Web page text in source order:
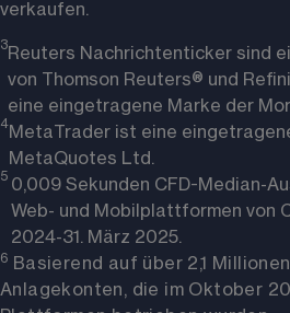
verkaufen.
3Reuters Nachrichtenticker sind
von Thomson Reuters® und
eine eingetragene Marke der
4MetaTrader ist eine
MetaQuotes Ltd.
5 0,009 Sekunden CFD-Median-
Web- und Mobilplattformen von
2024-31. März 2025.
6 Basierend auf über 2,1
Anlagekonten, die im Oktober